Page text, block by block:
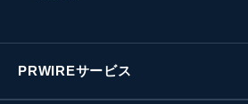
PRWIREサービス